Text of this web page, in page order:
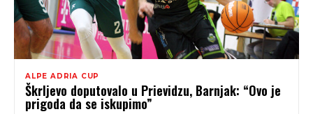
ALPE ADRIA CUP
Škrljevo doputovalo u Prievidzu, Barnjak: “Ovo je
prigoda da se iskupimo”